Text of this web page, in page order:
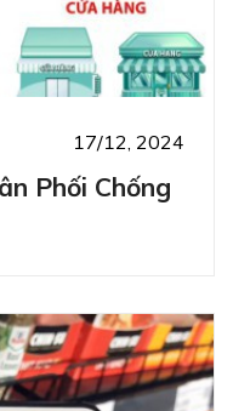
17/12, 2024
Phối Chống